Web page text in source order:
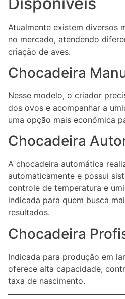
Atualmente existem diversos
no mercado, atendendo
criação de aves.
Chocadeira
Nesse modelo, o criador
dos ovos e acompanhar a
uma opção mais econômica
Chocadeira
A chocadeira automática
automaticamente e possui
controle de temperatura e
indicada para quem busca
resultados.
Chocadeira
Indicada para produção em
oferece alta capacidade,
taxa de nascimento.